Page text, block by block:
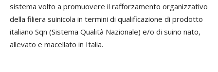
sistema volto a promuovere il rafforzamento organizzativo
della filiera suinicola in termini di qualificazione di prodotto
italiano Sqn (Sistema Qualità Nazionale) e/o di suino nato,
allevato e macellato in Italia.